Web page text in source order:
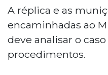
A réplica e as
encaminhadas ao
deve analisar o
procedimentos.